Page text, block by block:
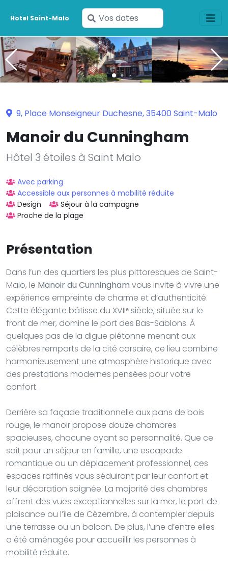
Hotel Saint-Malo
Saisissez
vos
dates
9, Place Monseigneur Duchesne, 35400 Saint-Malo
Manoir du Cunningham
Hôtel 3 étoiles à Saint Malo
Avec parking
Accessible aux personnes à mobilité réduite
Design
Séjour à la campagne
Proche de la plage
Présentation
Dans l’un des quartiers les plus pittoresques de Saint-
Malo, le Manoir du Cunningham vous invite à vivre une
expérience empreinte de charme et d’authenticité.
Cette élégante bâtisse du XVIIᵉ siècle, située sur le
front de mer, domine le port des Bas-Sablons. À
quelques pas de la digue piétonne menant aux
célèbres remparts de la cité corsaire, ce lieu combine
harmonieusement une atmosphère historique avec
des prestations modernes pensées pour votre
confort.
Derrière sa façade traditionnelle aux pans de bois
rouge, le manoir propose douze chambres
spacieuses, chacune ayant sa personnalité. Que ce
soit pour un séjour en famille, une escapade
romantique ou un déplacement professionnel, ces
espaces raffinés vous séduiront par leur confort et
leur décoration soignée. La majorité des chambres
offrent des vues exceptionnelles sur la mer, le port de
plaisance ou l’île de Cézembre, à contempler depuis
une terrasse ou un balcon. De plus, l’une d’entre elles
a été aménagée pour accueillir les personnes à
mobilité réduite.